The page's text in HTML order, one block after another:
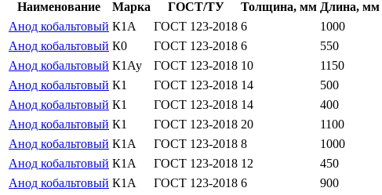
Наименование Марка ГОСТ/ТУ Толщина, мм Длина, мм
Анод кобальтовый К1А ГОСТ 123-2018 6 1000
Анод кобальтовый К0 ГОСТ 123-2018 6 550
Анод кобальтовый К1Ау ГОСТ 123-2018 10 1150
Анод кобальтовый К1 ГОСТ 123-2018 14 500
Анод кобальтовый К1 ГОСТ 123-2018 14 400
Анод кобальтовый К1 ГОСТ 123-2018 20 1100
Анод кобальтовый К1А ГОСТ 123-2018 8 1000
Анод кобальтовый К1А ГОСТ 123-2018 12 450
Анод кобальтовый К1А ГОСТ 123-2018 6 900